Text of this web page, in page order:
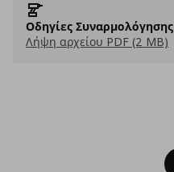
Οδηγίες Συναρμολόγησης
Λήψη αρχείου PDF (2 MB)